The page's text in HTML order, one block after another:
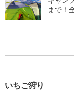
まで！
いちご狩り